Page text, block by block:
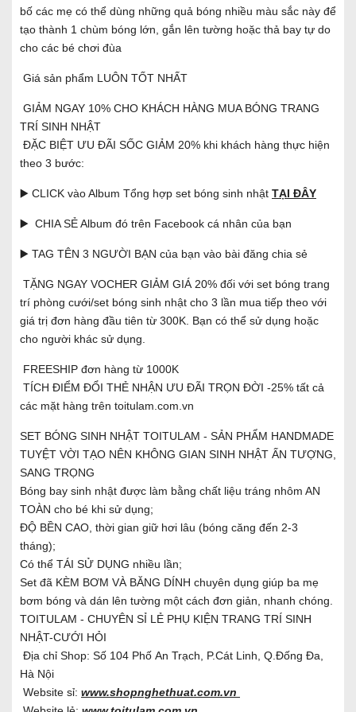
bố các mẹ có thể dùng những quả bóng nhiều màu sắc này để
tạo thành 1 chùm bóng lớn, gắn lên tường hoặc thả bay tự do
cho các bé chơi đùa
Giá sản phẩm LUÔN TỐT NHẤT
GIẢM NGAY 10% CHO KHÁCH HÀNG MUA BÓNG TRANG
TRÍ SINH NHẬT
ĐẶC BIỆT ƯU ĐÃI SỐC GIẢM 20% khi khách hàng thực hiện
theo 3 bước:
▶️ CLICK vào Album Tổng hợp set bóng sinh nhật TẠI ĐÂY
▶️ CHIA SẺ Album đó trên Facebook cá nhân của bạn
▶️ TAG TÊN 3 NGƯỜI BẠN của bạn vào bài đăng chia sẻ
TẶNG NGAY VOCHER GIẢM GIÁ 20% đối với set bóng trang
trí phòng cưới/set bóng sinh nhật cho 3 lần mua tiếp theo với
giá trị đơn hàng đầu tiên từ 300K. Bạn có thể sử dụng hoặc
cho người khác sử dụng.
FREESHIP đơn hàng từ 1000K
TÍCH ĐIỂM ĐỔI THẺ NHẬN ƯU ĐÃI TRỌN ĐỜI -25% tất cả
các mặt hàng trên toitulam.com.vn
SET BÓNG SINH NHẬT TOITULAM - SẢN PHẨM HANDMADE
TUYỆT VỜI TẠO NÊN KHÔNG GIAN SINH NHẬT ẤN TƯỢNG,
SANG TRỌNG
Bóng bay sinh nhật được làm bằng chất liệu tráng nhôm AN
TOÀN cho bé khi sử dụng;
ĐỘ BỀN CAO, thời gian giữ hơi lâu (bóng căng đến 2-3
tháng);
Có thể TÁI SỬ DỤNG nhiều lần;
Set đã KÈM BƠM VÀ BĂNG DÍNH chuyên dụng giúp ba mẹ
bơm bóng và dán lên tường một cách đơn giản, nhanh chóng.
TOITULAM - CHUYÊN SỈ LẺ PHỤ KIỆN TRANG TRÍ SINH
NHẬT-CƯỚI HỎI
Địa chỉ Shop: Số 104 Phố An Trạch, P.Cát Linh, Q.Đống Đa,
Hà Nội
Website sỉ: www.shopnghethuat.com.vn